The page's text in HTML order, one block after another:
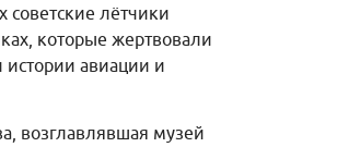
советские лётчики
которые жертвовали
авиации и
возглавлявшая музей